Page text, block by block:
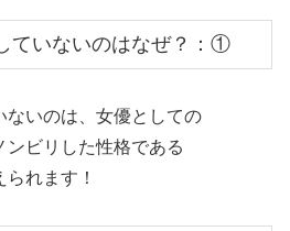
ていないのはなぜ？：①
ないのは、女優としての
ビリした性格である
れます！